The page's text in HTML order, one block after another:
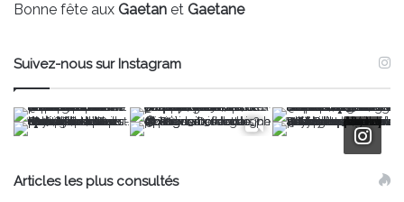
Bonne fête aux Gaetan et Gaetane
Suivez-nous sur Instagram
Articles les plus consultés